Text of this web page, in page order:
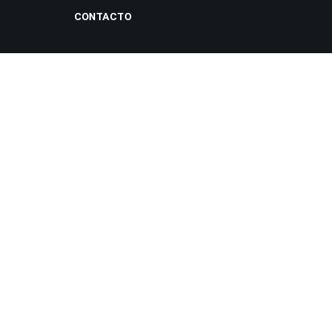
CONTACTO